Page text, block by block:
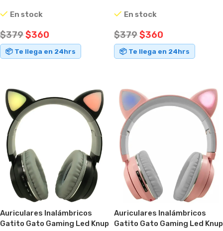
En stock
$379$360
📦 Te llega en 24hrs
En stock
$379$360
📦 Te llega en 24hrs
Auriculares Inalámbricos
Gatito Gato Gaming Led Knup
Auriculares Inalámbricos
Gatito Gato Gaming Led Knup